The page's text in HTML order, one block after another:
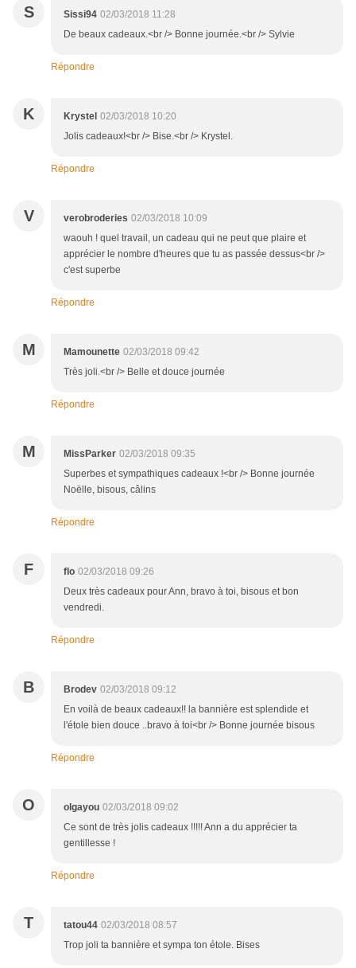
S Sissi94 02/03/2018 11:28
De beaux cadeaux.<br /> Bonne journée.<br /> Sylvie
Répondre
K Krystel 02/03/2018 10:20
Jolis cadeaux!<br /> Bise.<br /> Krystel.
Répondre
V verobroderies 02/03/2018 10:09
waouh ! quel travail, un cadeau qui ne peut que plaire et
apprécier le nombre d'heures que tu as passée dessus<br />
c'est superbe
Répondre
M Mamounette 02/03/2018 09:42
Très joli.<br /> Belle et douce journée
Répondre
M MissParker 02/03/2018 09:35
Superbes et sympathiques cadeaux !<br /> Bonne journée
Noëlle, bisous, câlins
Répondre
F flo 02/03/2018 09:26
Deux très cadeaux pour Ann, bravo à toi, bisous et bon
vendredi.
Répondre
B Brodev 02/03/2018 09:12
En voilà de beaux cadeaux!! la bannière est splendide et
l'étole bien douce ..bravo à toi<br /> Bonne journée bisous
Répondre
O olgayou 02/03/2018 09:02
Ce sont de très jolis cadeaux !!!!! Ann a du apprécier ta
gentillesse !
Répondre
T tatou44 02/03/2018 08:57
Trop joli ta bannière et sympa ton étole. Bises